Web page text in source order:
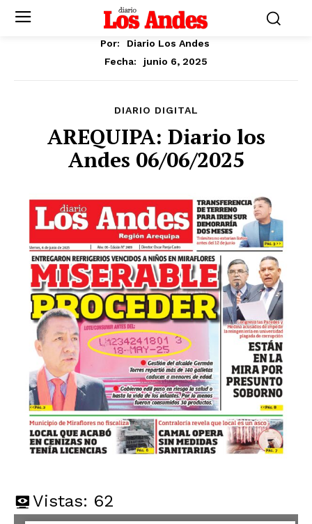
Por:
Diario Los Andes
Fecha:
junio 6, 2025
DIARIO DIGITAL
AREQUIPA: Diario los
Andes 06/06/2025
Vistas: 62